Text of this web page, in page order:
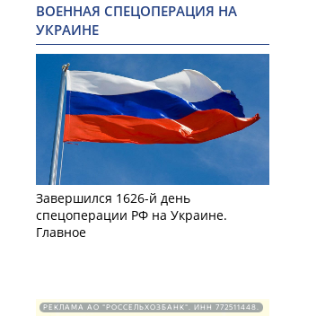
ВОЕННАЯ СПЕЦОПЕРАЦИЯ НА
УКРАИНЕ
Завершился 1626-й день
спецоперации РФ на Украине.
Главное
РЕКЛАМА АО "РОССЕЛЬХОЗБАНК". ИНН 772511448.